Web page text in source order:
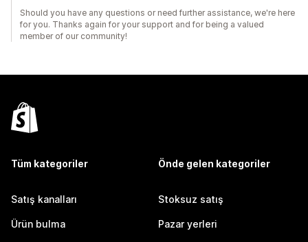
Should you have any questions or need further assistance, we're here
for you. Thanks again for your support and for being a valued
member of our community!
Tüm kategoriler
Satış kanalları
Ürün bulma
Önde gelen kategoriler
Stoksuz satış
Pazar yerleri